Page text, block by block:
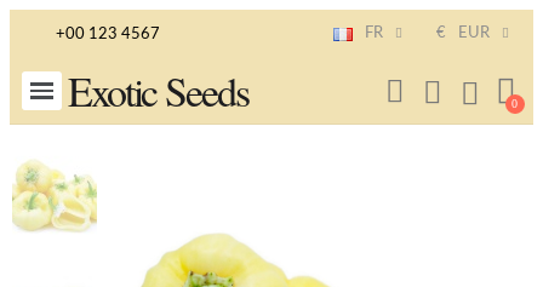
+00 123 4567 FR € EUR
Exotic Seeds